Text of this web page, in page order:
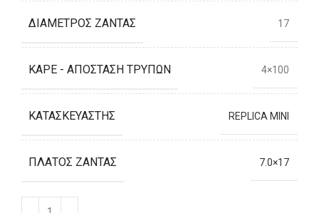
ΔΙΆΜΕΤΡΟΣ ΖΆΝΤΑΣ 17
ΚΑΡΈ - ΑΠΌΣΤΑΣΗ ΤΡΥΠΏΝ 4×100
ΚΑΤΑΣΚΕΥΑΣΤΉΣ REPLICA MINI
ΠΛΆΤΟΣ ΖΆΝΤΑΣ 7.0×17